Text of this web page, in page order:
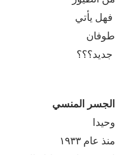
فهل يأتي
طوفان
جديد؟؟؟
الجسر المنسي
وحيدا
منذ عام ١٩٣٣